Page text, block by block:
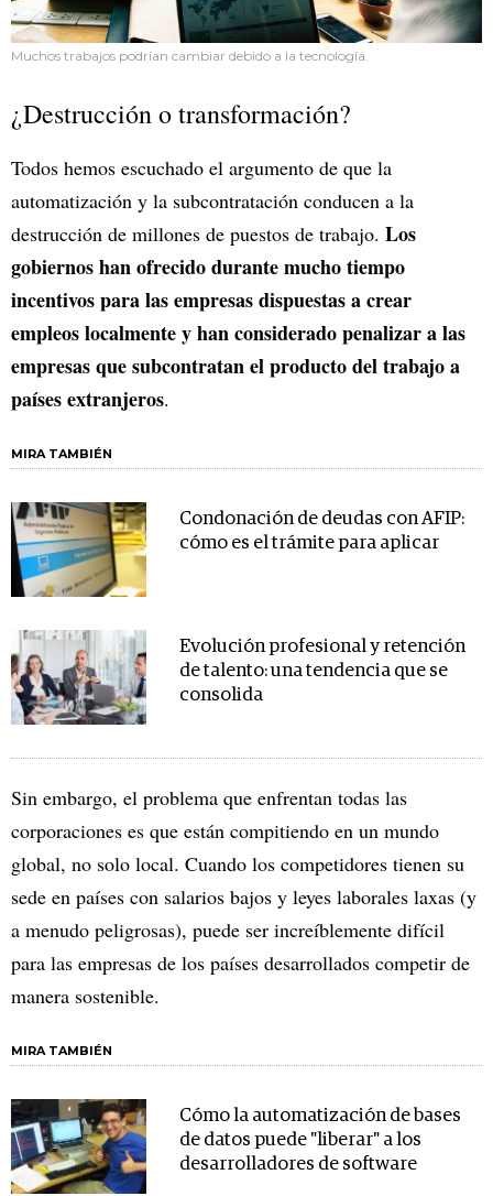
Muchos trabajos podrían cambiar debido a la tecnología.
¿Destrucción o transformación?
Todos hemos escuchado el argumento de que la
automatización y la subcontratación conducen a la
destrucción de millones de puestos de trabajo. Los
gobiernos han ofrecido durante mucho tiempo
incentivos para las empresas dispuestas a crear
empleos localmente y han considerado penalizar a las
empresas que subcontratan el producto del trabajo a
países extranjeros.
MIRA TAMBIÉN
Condonación de deudas con AFIP:
cómo es el trámite para aplicar
Evolución profesional y retención
de talento: una tendencia que se
consolida
Sin embargo, el problema que enfrentan todas las
corporaciones es que están compitiendo en un mundo
global, no solo local. Cuando los competidores tienen su
sede en países con salarios bajos y leyes laborales laxas (y
a menudo peligrosas), puede ser increíblemente difícil
para las empresas de los países desarrollados competir de
manera sostenible.
MIRA TAMBIÉN
Cómo la automatización de bases
de datos puede "liberar" a los
desarrolladores de software